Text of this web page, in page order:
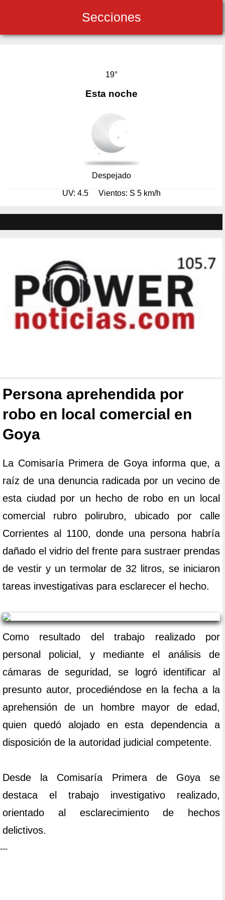
Secciones
19°
Esta noche
Despejado
UV: 4.5 Vientos: S 5 km/h
Persona aprehendida por
robo en local comercial en
Goya
La Comisaría Primera de Goya informa que, a
raíz de una denuncia radicada por un vecino de
esta ciudad por un hecho de robo en un local
comercial rubro polirubro, ubicado por calle
Corrientes al 1100, donde una persona habría
dañado el vidrio del frente para sustraer prendas
de vestir y un termolar de 32 litros, se iniciaron
tareas investigativas para esclarecer el hecho.
Como resultado del trabajo realizado por
personal policial, y mediante el análisis de
cámaras de seguridad, se logró identificar al
presunto autor, procediéndose en la fecha a la
aprehensión de un hombre mayor de edad,
quien quedó alojado en esta dependencia a
disposición de la autoridad judicial competente.
Desde la Comisaría Primera de Goya se
destaca el trabajo investigativo realizado,
orientado al esclarecimiento de hechos
delictivos.
---